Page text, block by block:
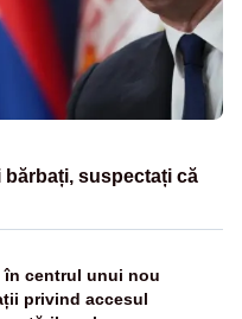
suspectați că
în centrul unui nou
privind accesul